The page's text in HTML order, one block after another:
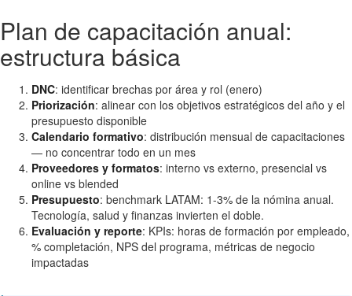
Plan de capacitación anual:
estructura básica
DNC: identificar brechas por área y rol (enero)
Priorización: alinear con los objetivos estratégicos del año y el
presupuesto disponible
Calendario formativo: distribución mensual de capacitaciones
— no concentrar todo en un mes
Proveedores y formatos: interno vs externo, presencial vs
online vs blended
Presupuesto: benchmark LATAM: 1-3% de la nómina anual.
Tecnología, salud y finanzas invierten el doble.
Evaluación y reporte: KPIs: horas de formación por empleado,
% completación, NPS del programa, métricas de negocio
impactadas